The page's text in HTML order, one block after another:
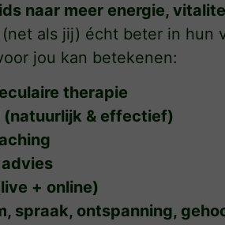
naar meer energie,
als jij) écht beter in hun
jou kan betekenen:
therapie
(natuurlijk & effectief)
+ online)
spraak, ontspanning,